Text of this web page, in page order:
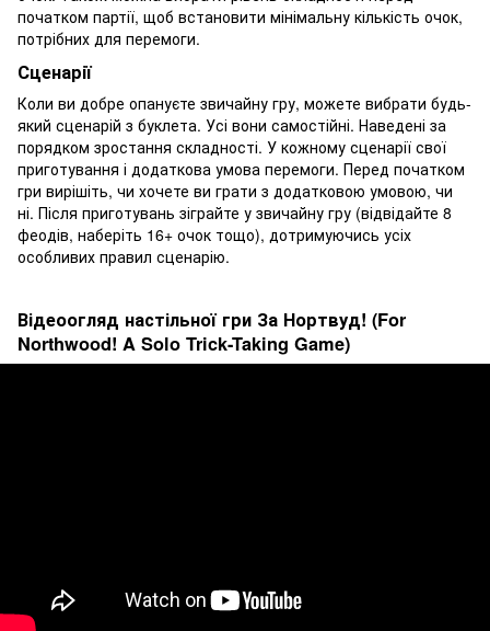
початком партії, щоб встановити мінімальну кількість очок,
потрібних для перемоги.
Сценарії
Коли ви добре опануєте звичайну гру, можете вибрати будь-
який сценарій з буклета. Усі вони самостійні. Наведені за
порядком зростання складності. У кожному сценарії свої
приготування і додаткова умова перемоги. Перед початком
гри вирішіть, чи хочете ви грати з додатковою умовою, чи
ні. Після приготувань зіграйте у звичайну гру (відвідайте 8
феодів, наберіть 16+ очок тощо), дотримуючись усіх
особливих правил сценарію.
Відеоогляд настільної гри За Нортвуд! (For
Northwood! A Solo Trick-Taking Game)